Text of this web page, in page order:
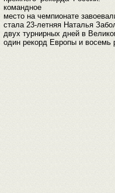
командное
место на чемпионате
стала 23-летняя Наталья
двух турнирных дней в
один рекорд Европы и восемь